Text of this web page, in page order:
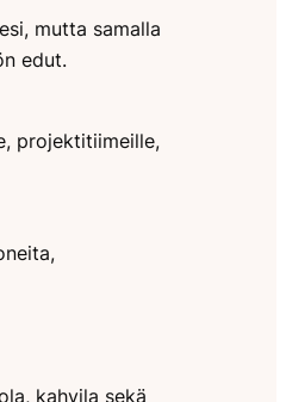
mutta samalla
edut.
projektitiimeille,
kahvila sekä